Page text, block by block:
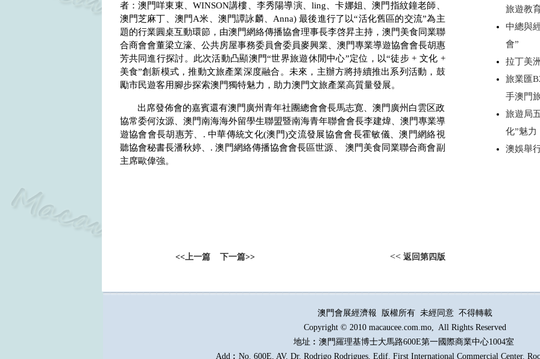
者：澳門咩東東、WINSON講樓、李秀陽導演、 ling、卡娜姐、澳門指紋鐘老師、
澳門芝麻丁、澳門A米、澳門譚詠麟、Anna)最後進行了以“活化舊區的交流”為主
題的行業圓桌互動環節，由澳門網絡傳播協會理事長李啓昇主持，澳門美食同業聯
合商會會董梁立濠、公共房屋事務委員會委員麥興業、澳門專業導遊協會會長胡惠
芳共同進行探討。此次活動凸顯澳門“世界旅遊休閒中心”定位，以“徒步 + 文化 +
美食”創新模式，推動文旅產業深度融合。未來，主辦方將持續推出系列活動，鼓
勵市民遊客用腳步探索澳門獨特魅力，助力澳門文旅產業高質量發展。
出席發佈會的嘉賓還有澳門廣州青年社團總會會長馬志寛、澳門廣州白雲区政
協常委何汝源、澳門南海海外留學生聯盟暨南海青年聯會會長李建煒、澳門專業導
遊協會會長胡惠芳、 . 中華傳統文化(澳門)交流發展協會會長霍敏儀、澳門網絡視
聽協會秘書長潘秋婷、 .澳門網絡傳播協會會長區世源、 澳門美食同業聯合商會副
主席歐偉強。
<<上一篇 下一篇>> << 返回第四版
旅遊教
中總與
會”
拉丁美
旅業匯
手澳門
旅遊局
化”魅力
澳娛舉
澳門會展經濟報 版權所有 未經同意 不得轉載
Copyright © 2010 macaucee.com.mo, All Rights Reserved
地址︰澳門羅理基博士大馬路600E第一國際商業中心1004室
Add︰No. 600E, AV. Dr. Rodrigo Rodrigues, Edif. First International Commercial Center.